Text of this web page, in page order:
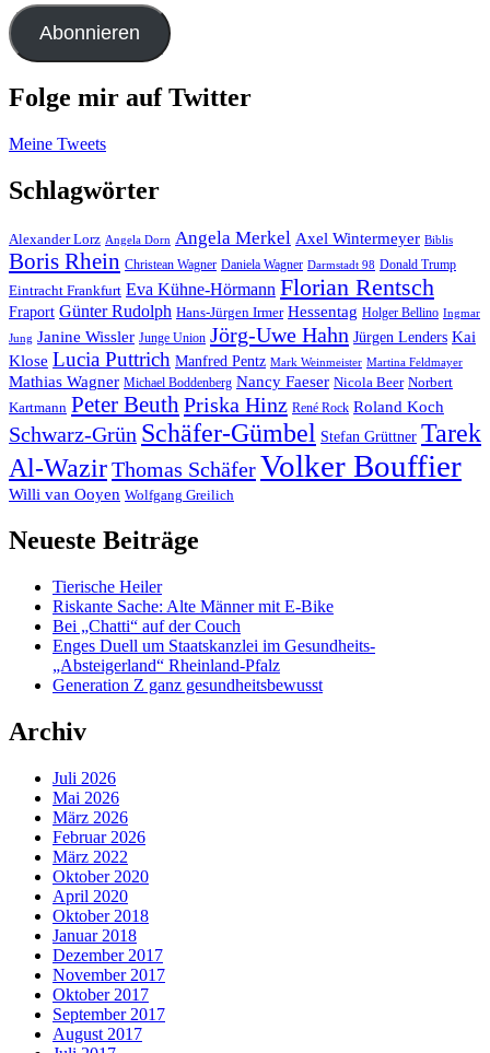
Adresse
Abonnieren
Folge mir auf Twitter
Meine Tweets
Schlagwörter
Alexander Lorz Angela Dorn Angela Merkel Axel Wintermeyer Biblis
Boris Rhein Christean Wagner Daniela Wagner Darmstadt 98 Donald Trump
Eintracht Frankfurt Eva Kühne-Hörmann Florian Rentsch
Fraport Günter Rudolph Hans-Jürgen Irmer Hessentag Holger Bellino Ingmar
Jung Janine Wissler Junge Union Jörg-Uwe Hahn Jürgen Lenders Kai
Klose Lucia Puttrich Manfred Pentz Mark Weinmeister Martina Feldmayer
Mathias Wagner Michael Boddenberg Nancy Faeser Nicola Beer Norbert
Kartmann Peter BeuthPriska Hinz René Rock Roland Koch
Schwarz-Grün Schäfer-Gümbel Stefan Grüttner Tarek
Al-WazirThomas SchäferVolker Bouffier
Willi van Ooyen Wolfgang Greilich
Neueste Beiträge
Tierische Heiler
Riskante Sache: Alte Männer mit E-Bike
Bei „Chatti“ auf der Couch
Enges Duell um Staatskanzlei im Gesundheits-
„Absteigerland“ Rheinland-Pfalz
Generation Z ganz gesundheitsbewusst
Archiv
Juli 2026
Mai 2026
März 2026
Februar 2026
März 2022
Oktober 2020
April 2020
Oktober 2018
Januar 2018
Dezember 2017
November 2017
Oktober 2017
September 2017
August 2017